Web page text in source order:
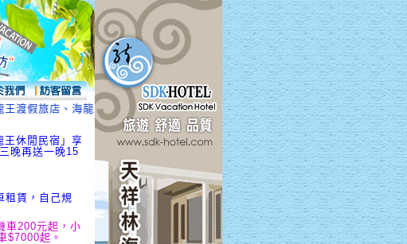
渡假旅店、海龍王民宿、海汘湫民宿、海龍王休閒民宿」享超優惠，4/1起入住
王休閒民宿」享
晚再送一晚15
租賃，自己規
車200元起，小
$7000起。